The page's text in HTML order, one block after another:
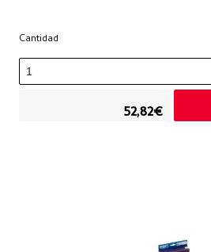
Cantidad
52,82€